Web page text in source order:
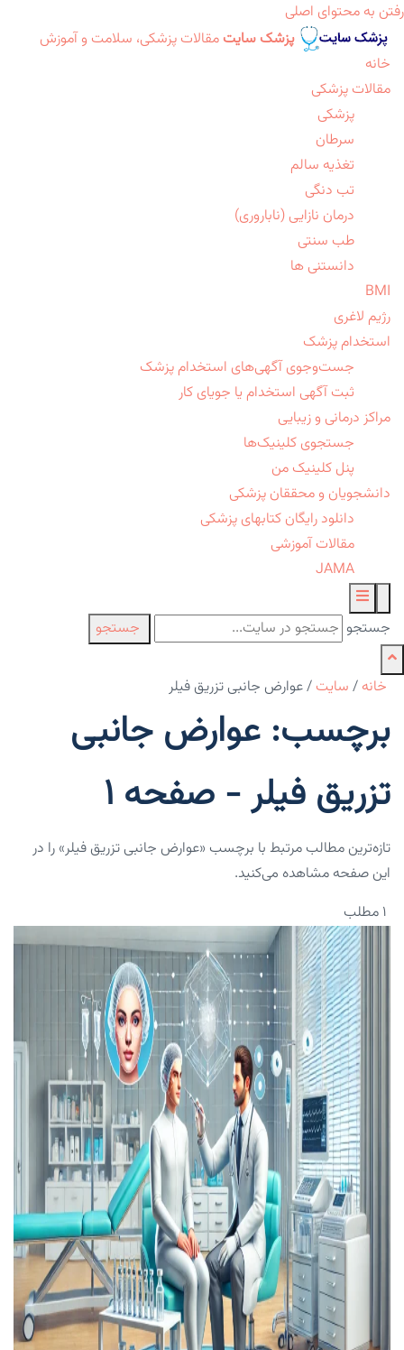
رفتن به محتوای اصلی
پزشک سایت مقالات پزشکی، سلامت و آموزش
خانه
مقالات پزشکی
پزشکی
سرطان
تغذیه سالم
تب دنگی
درمان نازایی (ناباروری)
طب سنتی
دانستنی ها
BMI
رژیم لاغری
استخدام پزشک
جست‌وجوی آگهی‌های استخدام پزشک
ثبت آگهی استخدام یا جویای کار
مراکز درمانی و زیبایی
جستجوی کلینیک‌ها
پنل کلینیک من
دانشجویان و محققان پزشکی
دانلود رایگان کتابهای پزشکی
مقالات آموزشی
JAMA
جستجو جستجو
خانه / سایت /عوارض جانبی تزریق فیلر
برچسب: عوارض جانبی
تزریق فیلر - صفحه 1
تازه‌ترین مطالب مرتبط با برچسب «عوارض جانبی تزریق فیلر» را در
این صفحه مشاهده می‌کنید.
۱ مطلب